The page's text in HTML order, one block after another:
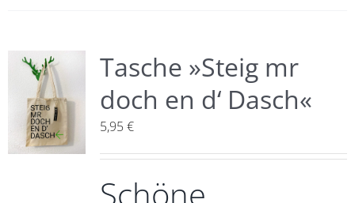
Tasche »Steig mr
doch en d‘ Dasch«
5,95€
Schöne